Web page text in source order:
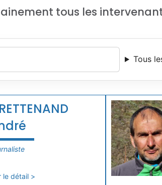
tous les
Tous
le détail >